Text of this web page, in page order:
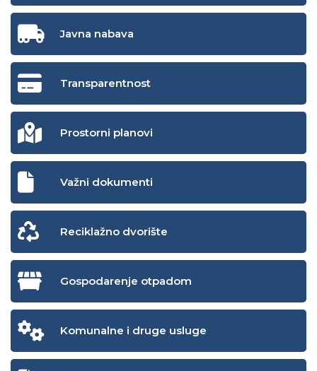
Javna nabava
Transparentnost
Prostorni planovi
Važni dokumenti
Reciklažno dvorište
Gospodarenje otpadom
Komunalne i druge usluge